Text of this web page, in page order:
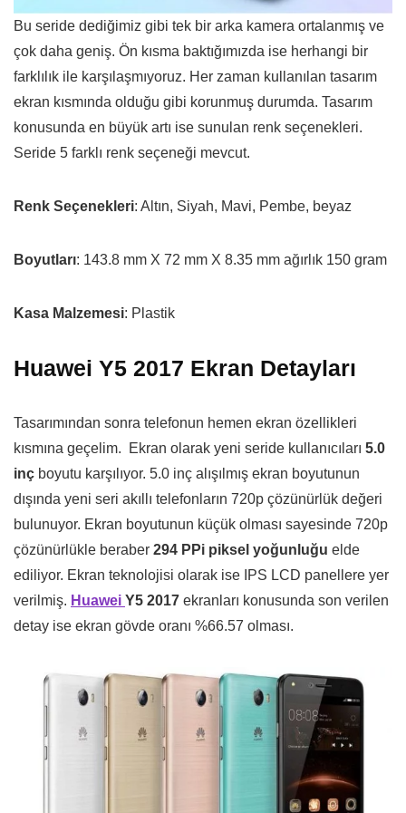
Bu seride dediğimiz gibi tek bir arka kamera ortalanmış ve
çok daha geniş. Ön kısma baktığımızda ise herhangi bir
farklılık ile karşılaşmıyoruz. Her zaman kullanılan tasarım
ekran kısmında olduğu gibi korunmuş durumda. Tasarım
konusunda en büyük artı ise sunulan renk seçenekleri.
Seride 5 farklı renk seçeneği mevcut.
Renk Seçenekleri: Altın, Siyah, Mavi, Pembe, beyaz
Boyutları: 143.8 mm X 72 mm X 8.35 mm ağırlık 150 gram
Kasa Malzemesi: Plastik
Huawei Y5 2017 Ekran Detayları
Tasarımından sonra telefonun hemen ekran özellikleri
kısmına geçelim. Ekran olarak yeni seride kullanıcıları 5.0
inç boyutu karşılıyor. 5.0 inç alışılmış ekran boyutunun
dışında yeni seri akıllı telefonların 720p çözünürlük değeri
bulunuyor. Ekran boyutunun küçük olması sayesinde 720p
çözünürlükle beraber 294 PPi piksel yoğunluğu elde
ediliyor. Ekran teknolojisi olarak ise IPS LCD panellere yer
verilmiş. Huawei Y5 2017 ekranları konusunda son verilen
detay ise ekran gövde oranı %66.57 olması.